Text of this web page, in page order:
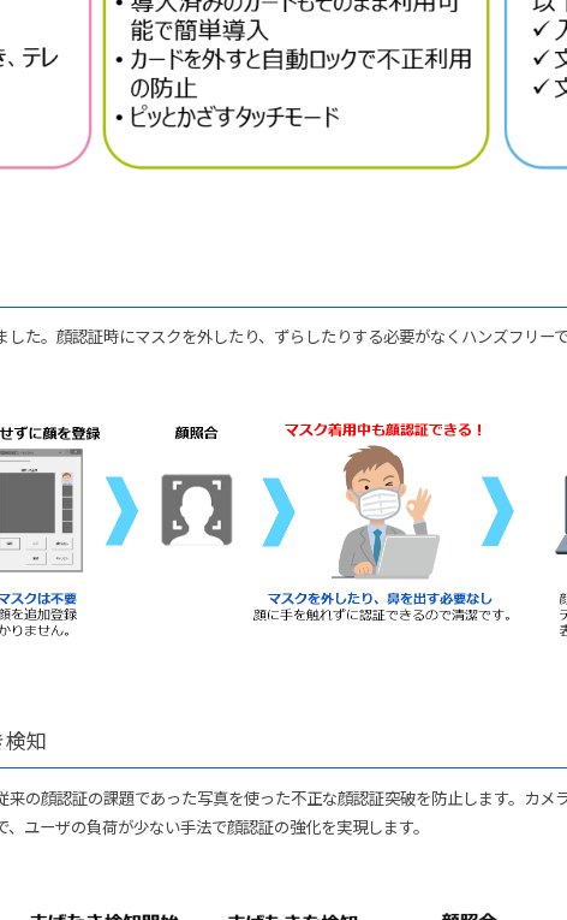
た。顔認証時にマスクを外したり、ずらしたりする必要がなくハンズフリー
検知
来の顔認証の課題であった写真を使った不正な顔認証突破を防止します。カ
ユーザの負荷が少ない手法で顔認証の強化を実現します。